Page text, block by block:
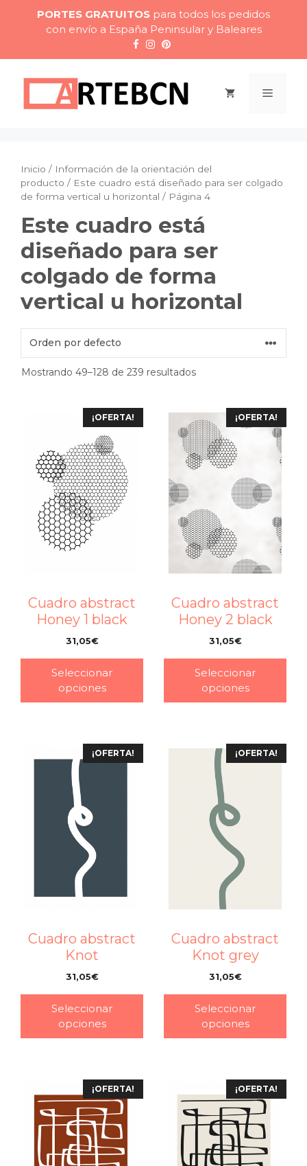
contenido
PORTES GRATUITOS para todos los pedidos
con envío a España Peninsular y Baleares
Menú
Inicio / Información de la orientación del
producto / Este cuadro está diseñado para ser colgado
de forma vertical u horizontal / Página 4
Este cuadro está
diseñado para ser
colgado de forma
vertical u horizontal
Mostrando 49–128 de 239 resultados
¡OFERTA!
Cuadro abstract
Honey 1 black
31,05€
Seleccionar
opciones
¡OFERTA!
Cuadro abstract
Honey 2 black
31,05€
Seleccionar
opciones
¡OFERTA!
Cuadro abstract
Knot
31,05€
Seleccionar
opciones
¡OFERTA!
Cuadro abstract
Knot grey
31,05€
Seleccionar
opciones
¡OFERTA! ¡OFERTA!